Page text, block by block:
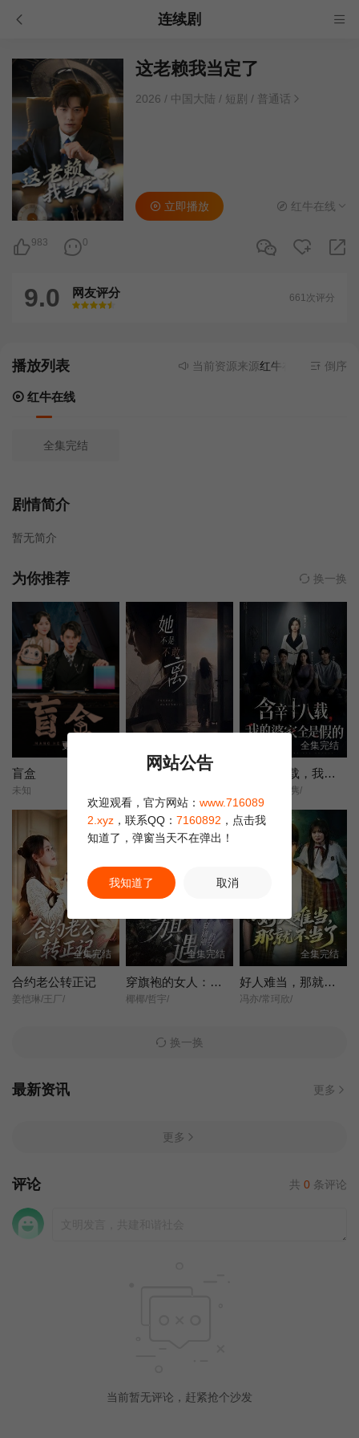
连续剧
这老赖我当定了
2026 / 中国大陆 / 短剧 / 普通话
983 0
立即播放 红牛在线
9.0 网友评分
很差
较差还行推荐力荐
661次评分
播放列表 当前资源来源红牛在线 - 无需安装
倒序
红牛在线
全集完结
剧情简介
暂无简介
为你推荐 换一换
更新第10集
盲盒
未知
她不是不敢离
全集完结
含辛十八载，我的婆家全是假的
张耀尹/伍京隽/
全集完结
合约老公转正记
姜恺琳/王厂/
全集完结
穿旗袍的女人：旗遇
椰椰/哲宇/
全集完结
好人难当，那就不当了
冯亦/常珂欣/
换一换
最新资讯 更多
更多
评论 共 0 条评论
当前暂无评论，赶紧抢个沙发
网站公告
欢迎观看，官方网站： www.716089
2.xyz ，联系QQ： 7160892 ，点击我
知道了，弹窗当天不在弹出！
我知道了 取消